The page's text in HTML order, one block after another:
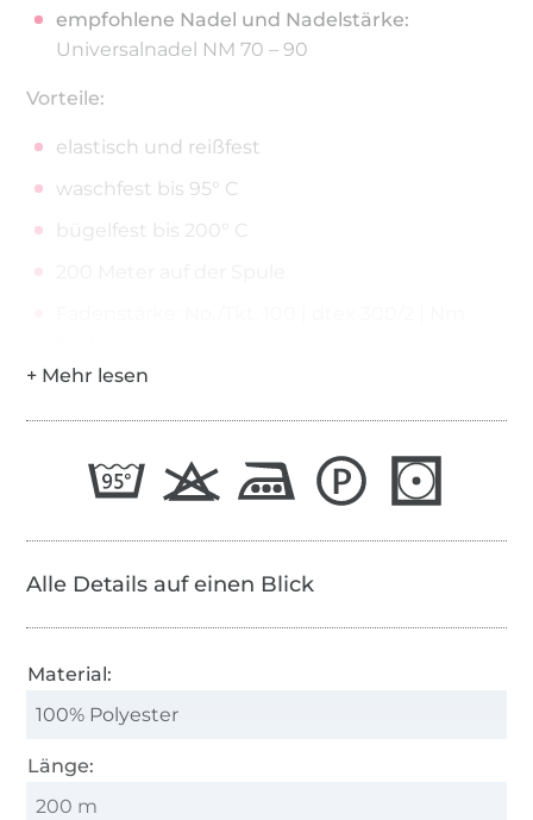
empfohlene Nadel und Nadelstärke:
Universalnadel NM 70 – 90
Vorteile:
elastisch und reißfest
waschfest bis 95° C
bügelfest bis 200° C
Alle Details auf einen Blick
Material:
100% Polyester
Länge:
200 m